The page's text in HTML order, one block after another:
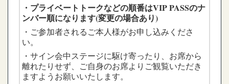
・プライベートトークなどの順番はVIP PASSのナ
ンバー順になります(変更の場合あり)
・ご参加者されるご本人様がお申し込みくださ
い。
・サイン会中ステージに駆け寄ったり、お席から
離れたりせず、ご自身のお席よりご観覧いただき
ますようお願いいたします。